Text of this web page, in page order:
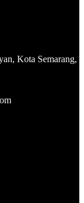
Kota Semarang,